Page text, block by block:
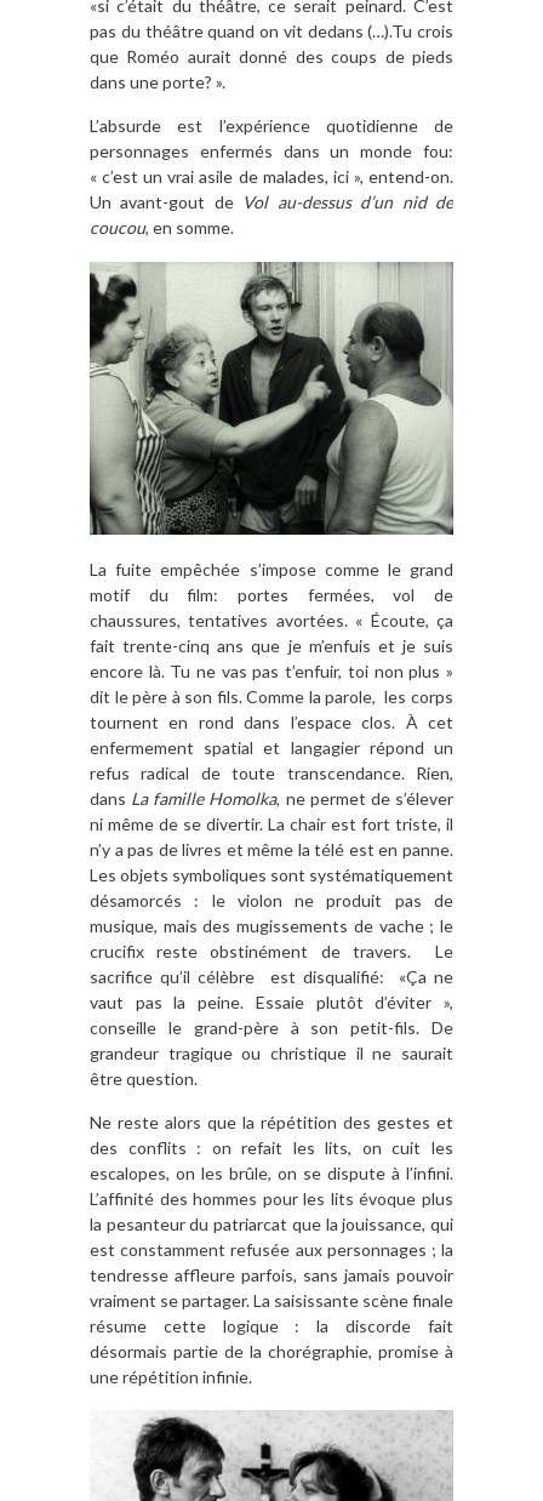
«si c’était du théâtre, ce serait peinard. C’est
pas du théâtre quand on vit dedans (…).Tu crois
que Roméo aurait donné des coups de pieds
dans une porte? ».
L’absurde est l’expérience quotidienne de
personnages enfermés dans un monde fou:
« c’est un vrai asile de malades, ici », entend-on.
Un avant-gout de Vol au-dessus d’un nid de
coucou, en somme.
La fuite empêchée s’impose comme le grand
motif du film: portes fermées, vol de
chaussures, tentatives avortées. « Écoute, ça
fait trente-cinq ans que je m’enfuis et je suis
encore là. Tu ne vas pas t’enfuir, toi non plus »
dit le père à son fils. Comme la parole, les corps
tournent en rond dans l’espace clos. À cet
enfermement spatial et langagier répond un
refus radical de toute transcendance. Rien,
dans La famille Homolka, ne permet de s’élever
ni même de se divertir. La chair est fort triste, il
n’y a pas de livres et même la télé est en panne.
Les objets symboliques sont systématiquement
désamorcés : le violon ne produit pas de
musique, mais des mugissements de vache ; le
crucifix reste obstinément de travers.
Le
sacrifice qu’il célèbre
est disqualifié:
«Ça ne
vaut pas la peine. Essaie plutôt d’éviter »,
conseille le grand-père à son petit-fils. De
grandeur tragique ou christique il ne saurait
être question.
Ne reste alors que la répétition des gestes et
des conflits : on refait les lits, on cuit les
escalopes, on les brûle, on se dispute à l’infini.
L’affinité des hommes pour les lits évoque plus
la pesanteur du patriarcat que la jouissance, qui
est constamment refusée aux personnages ; la
tendresse affleure parfois, sans jamais pouvoir
vraiment se partager. La saisissante scène finale
résume cette logique : la discorde fait
désormais partie de la chorégraphie, promise à
une répétition infinie.